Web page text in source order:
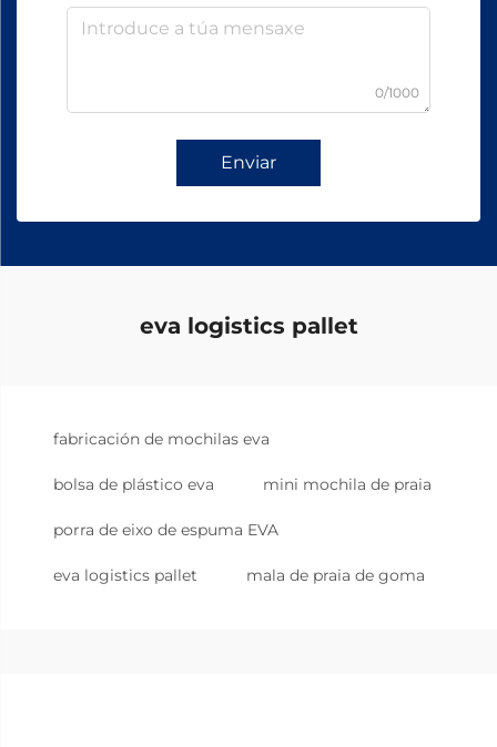
0/1000
Enviar
eva logistics pallet
fabricación de mochilas eva
bolsa de plástico eva mini mochila de praia
porra de eixo de espuma EVA
eva logistics pallet mala de praia de goma